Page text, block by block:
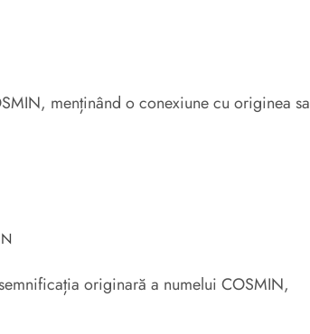
menținând o conexiune cu originea sa
originară a numelui COSMIN,